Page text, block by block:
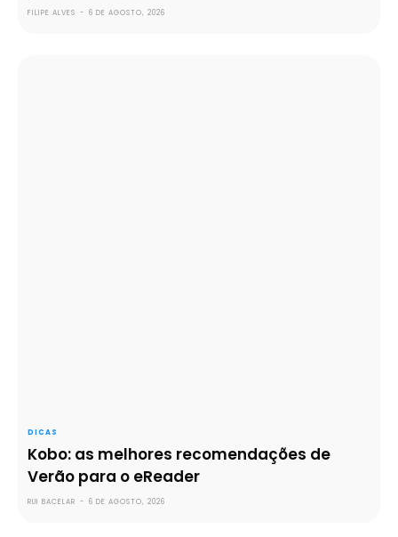
FILIPE ALVES - 6 DE AGOSTO, 2026
DICAS
Kobo: as melhores recomendações de
Verão para o eReader
RUI BACELAR - 6 DE AGOSTO, 2026